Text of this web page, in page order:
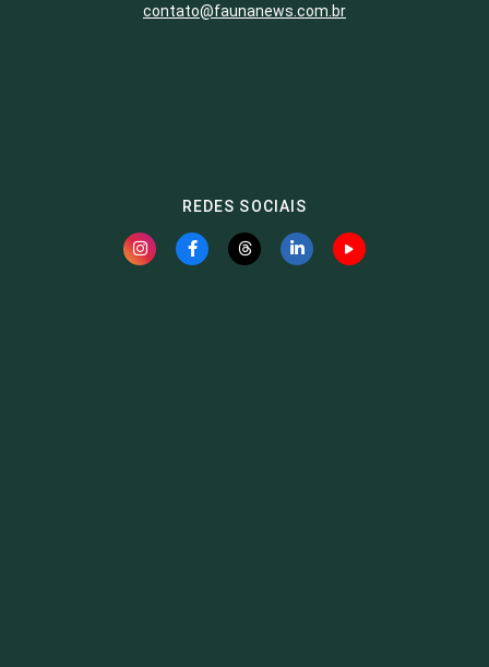
contato@faunanews.com.br
REDES SOCIAIS